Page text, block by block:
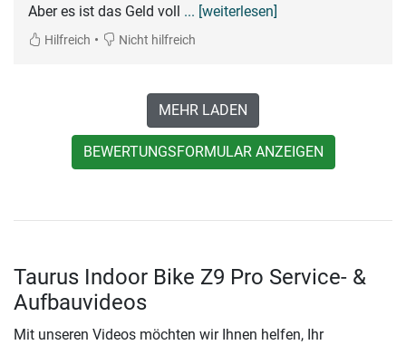
Aber es ist das Geld voll ... [weiterlesen]
Hilfreich • Nicht hilfreich
MEHR LADEN
BEWERTUNGSFORMULAR ANZEIGEN
Taurus Indoor Bike Z9 Pro Service- &
Aufbauvideos
Mit unseren Videos möchten wir Ihnen helfen, Ihr